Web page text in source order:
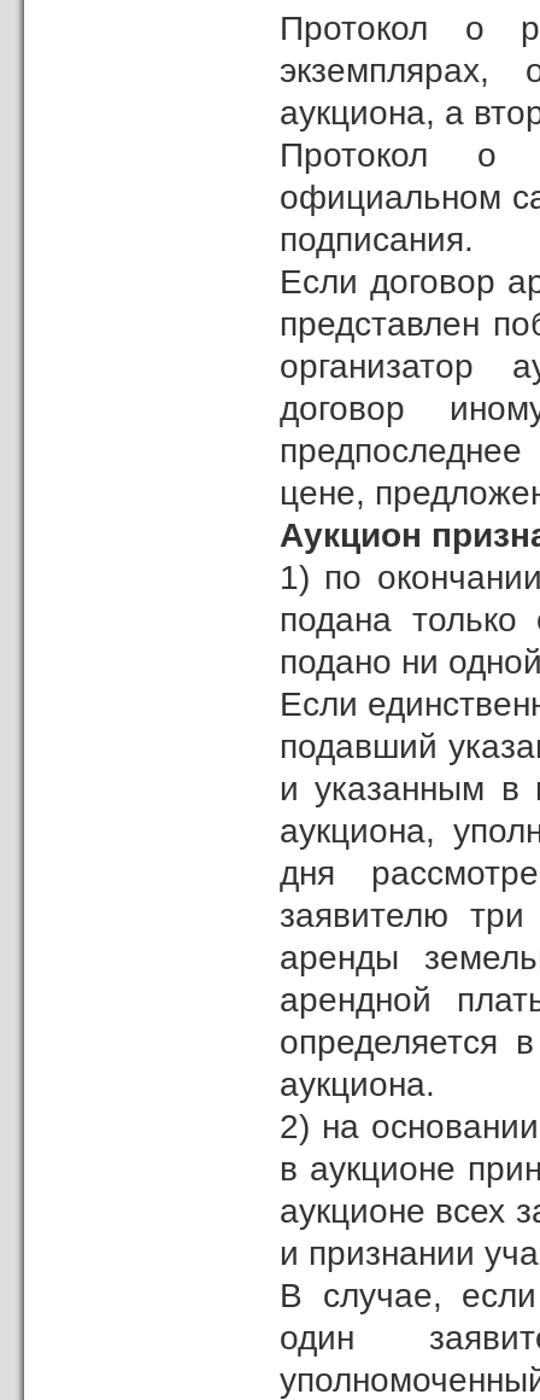
Протокол о
экземплярах,
аукциона, а
Протокол о
официальном
подписания.
Если договор
представлен
организатор
договор
цене,
Аукцион
1) по
подана
подано ни
Если
подавший
и указанным в
аукциона,
дня
заявителю три
аренды
арендной
определяется
аукциона.
2) на
в аукционе
аукционе всех
и признании
В случае,
один